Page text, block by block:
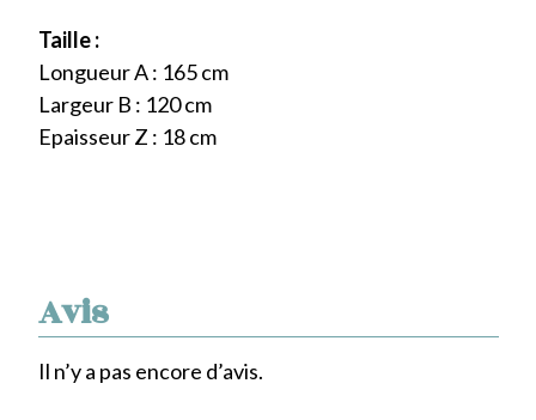
Avis
Il n’y a pas encore d’avis.
Taille :
Longueur A : 165 cm
Largeur B : 120 cm
Epaisseur Z : 18 cm